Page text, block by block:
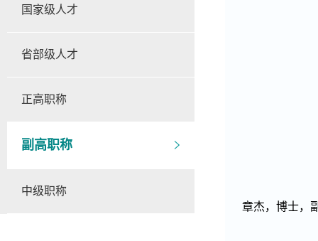
国家级人才
省部级人才
正高职称
副高职称
中级职称
章杰， 博士，